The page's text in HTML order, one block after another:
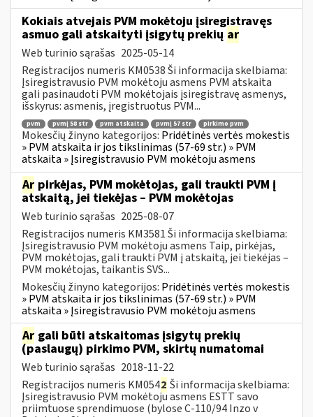
Kokiais atvejais PVM mokėtoju įsiregistravęs
asmuo gali atskaityti įsigytų prekių ar
Web turinio sąrašas 2025-05-14
Registracijos numeris KM0538 Ši informacija skelbiama:
Įsiregistravusio PVM mokėtoju asmens PVM atskaita
gali pasinaudoti PVM mokėtojais įsiregistravę asmenys,
išskyrus: asmenis, įregistruotus PVM...
pvm pvmį 58 str pvm atskaita pvmį 57 str pirkimo pvm
Mokesčių žinyno kategorijos: Pridėtinės vertės mokestis
» PVM atskaita ir jos tikslinimas (57-69 str.) » PVM
atskaita » Įsiregistravusio PVM mokėtoju asmens
Ar pirkėjas, PVM mokėtojas, gali traukti PVM į
atskaitą, jei tiekėjas – PVM mokėtojas
Web turinio sąrašas 2025-08-07
Registracijos numeris KM3581 Ši informacija skelbiama:
Įsiregistravusio PVM mokėtoju asmens Taip, pirkėjas,
PVM mokėtojas, gali traukti PVM į atskaitą, jei tiekėjas –
PVM mokėtojas, taikantis SVS...
Mokesčių žinyno kategorijos: Pridėtinės vertės mokestis
» PVM atskaita ir jos tikslinimas (57-69 str.) » PVM
atskaita » Įsiregistravusio PVM mokėtoju asmens
Ar gali būti atskaitomas įsigytų prekių
(paslaugų) pirkimo PVM, skirtų numatomai
Web turinio sąrašas 2018-11-22
Registracijos numeris KM0542 Ši informacija skelbiama:
Įsiregistravusio PVM mokėtoju asmens ESTT savo
priimtuose sprendimuose (bylose C-110/94 Inzo v